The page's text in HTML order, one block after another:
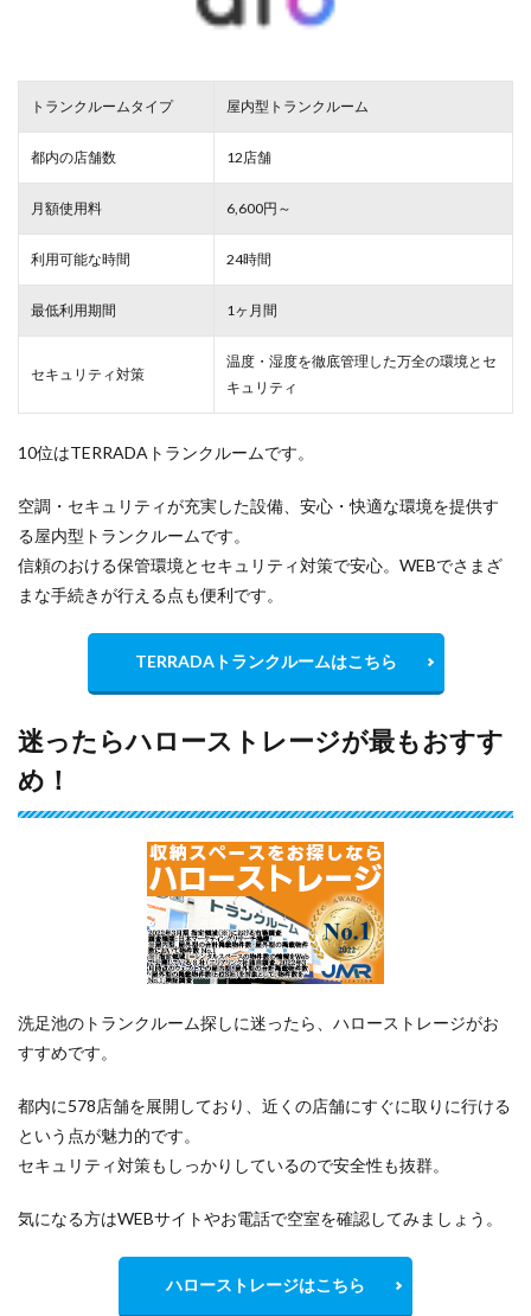
トランクルームタイプ 屋内型トランクルーム
都内の店舗数 12店舗
月額使用料 6,600円～
利用可能な時間 24時間
最低利用期間 1ヶ月間
セキュリティ対策
温度・湿度を徹底管理した万全の環境とセ
キュリティ
10位はTERRADAトランクルームです。
空調・セキュリティが充実した設備、安心・快適な環境を提供す
る屋内型トランクルームです。
信頼のおける保管環境とセキュリティ対策で安心。WEBでさまざ
まな手続きが行える点も便利です。
TERRADAトランクルームはこちら
迷ったらハローストレージが最もおすす
め！
洗足池のトランクルーム探しに迷ったら、ハローストレージがお
すすめです。
都内に578店舗を展開しており、近くの店舗にすぐに取りに行ける
という点が魅力的です。
セキュリティ対策もしっかりしているので安全性も抜群。
気になる方はWEBサイトやお電話で空室を確認してみましょう。
ハローストレージはこちら